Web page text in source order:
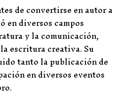
de convertirse en autor a
en diversos campos
y la comunicación,
escritura creativa. Su
tanto la publicación de
en diversos eventos